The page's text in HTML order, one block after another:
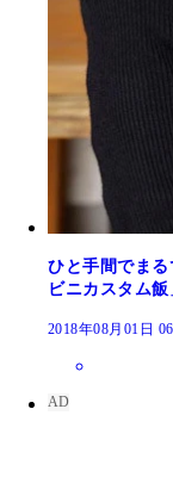
ひと手間でま
ビニカスタム
2018年08月01日